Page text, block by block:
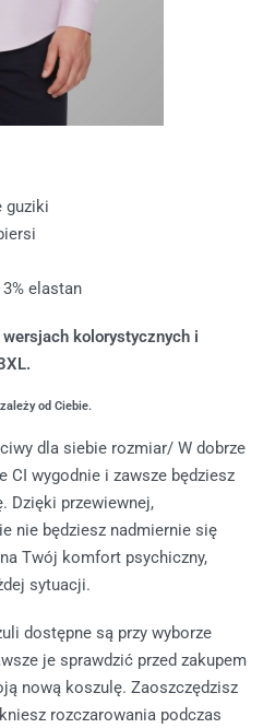
guziki
3% elastan
kolorystycznych i
od Ciebie.
dla siebie rozmiar/ W dobrze
CI wygodnie i zawsze będziesz
Dzięki przewiewnej,
nie będziesz nadmiernie się
Twój komfort psychiczny,
sytuacji.
dostępne są przy wyborze
je sprawdzić przed zakupem
nową koszulę. Zaoszczędzisz
rozczarowania podczas